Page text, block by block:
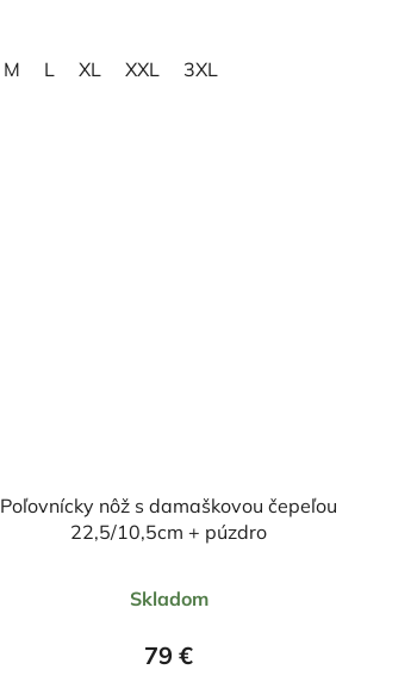
M L XL XXL 3XL
Poľovnícky nôž s damaškovou čepeľou
22,5/10,5cm + púzdro
hodnotenie
produktu
Skladom
79 €